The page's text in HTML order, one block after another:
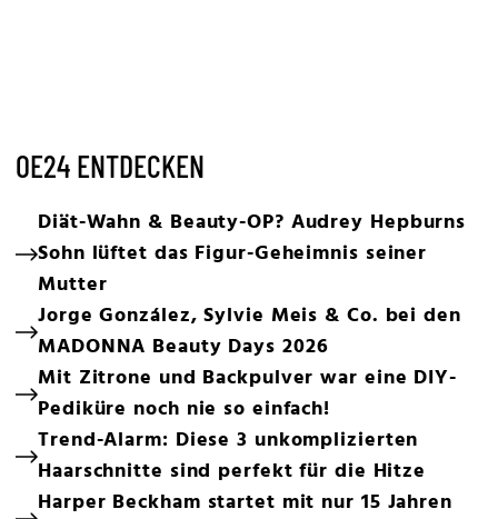
OE24 ENTDECKEN
Diät-Wahn & Beauty-OP? Audrey Hepburns
Sohn lüftet das Figur-Geheimnis seiner
Mutter
Jorge González, Sylvie Meis & Co. bei den
MADONNA Beauty Days 2026
Mit Zitrone und Backpulver war eine DIY-
Pediküre noch nie so einfach!
Trend-Alarm: Diese 3 unkomplizierten
Haarschnitte sind perfekt für die Hitze
Harper Beckham startet mit nur 15 Jahren